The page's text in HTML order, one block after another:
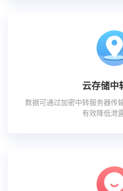
云存储中
数据可通过加密中转服务器传
有效降低泄